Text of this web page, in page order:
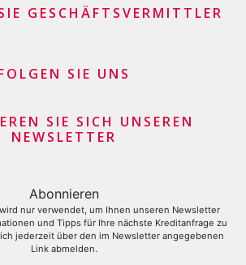
Schweiz
Kreditkartenantrag
GESCHÄFTSVERMITTLER
Händler und Kaufleute
SIE UNS
SIE SICH UNSEREN
NEWSLETTER
nur verwendet, um Ihnen unseren Newsletter
und Tipps für Ihre nächste Kreditanfrage zu
jederzeit über den im Newsletter angegebenen
Link abmelden.